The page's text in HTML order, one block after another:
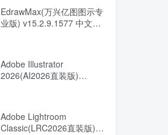
EdrawMax(万兴亿图图示专
业版) v15.2.9.1577 中文绿
Adobe Illustrator
2026(AI2026直装版)
Adobe Lightroom
Classic(LRC2026直装版)